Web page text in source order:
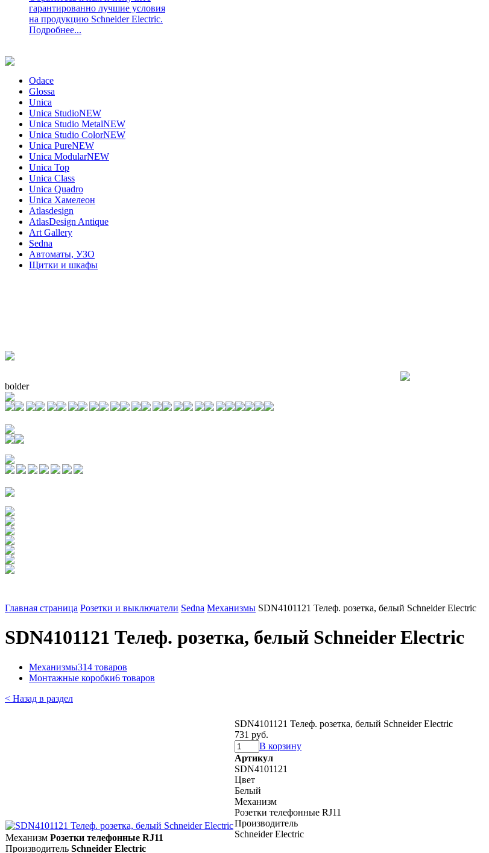
гарантированно лучшие условия
на продукцию Schneider Electric.
Подробнее...
Odace
Glossa
Unica
Unica StudioNEW
Unica Studio MetalNEW
Unica Studio ColorNEW
Unica PureNEW
Unica ModularNEW
Unica Top
Unica Class
Unica Quadro
Unica Хамелеон
Atlasdesign
AtlasDesign Antique
Art Gallery
Sedna
Автоматы, УЗО
Щитки и шкафы
bolder
Главная страница Розетки и выключатели Sedna Механизмы SDN4101121 Телеф. розетка, белый Schneider Electric
SDN4101121 Телеф. розетка, белый Schneider Electric
Механизмы314 товаров
Монтажные коробки6 товаров
< Назад в раздел
SDN4101121 Телеф. розетка, белый Schneider Electric
731 руб.
В корзину
Артикул
SDN4101121
Цвет
Белый
Механизм
Розетки телефонные RJ11
Производитель
Schneider Electric
Механизм Розетки телефонные RJ11
Производитель Schneider Electric